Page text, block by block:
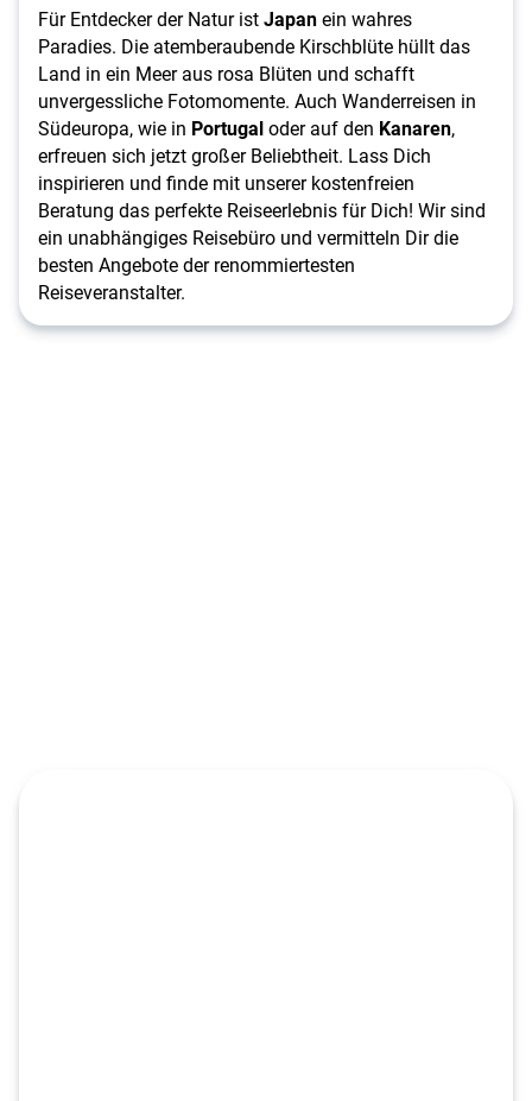
Für Entdecker der Natur istJapanein wahres
Paradies. Die atemberaubende Kirschblüte hüllt das
Land in ein Meer aus rosa Blüten und schafft
unvergessliche Fotomomente. Auch Wanderreisen in
Südeuropa, wie in Portugaloder auf den Kanaren,
erfreuen sich jetzt großer Beliebtheit. Lass Dich
inspirieren und finde mit unserer kostenfreien
Beratung das perfekte Reiseerlebnis für Dich! Wir sind
ein unabhängiges Reisebüro und vermitteln Dir die
besten Angebote der renommiertesten
Reiseveranstalter.